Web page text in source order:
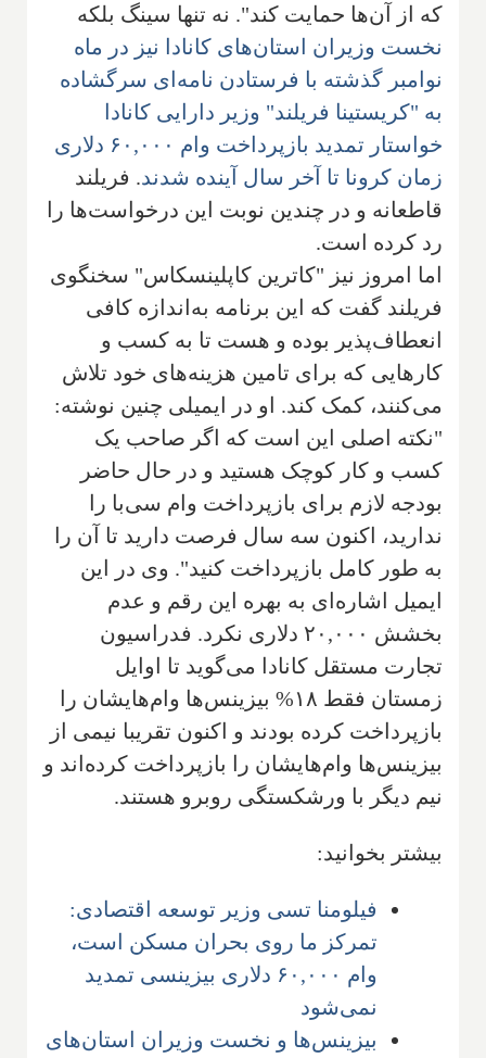
که از آن‌ها حمایت کند". نه تنها سینگ بلکه
نخست وزیران استان‌های کانادا نیز در ماه
نوامبر گذشته با فرستادن نامه‌ای سرگشاده
به "کریستینا فریلند" وزیر دارایی کانادا
خواستار تمدید بازپرداخت وام ۶۰,۰۰۰ دلاری
زمان کرونا تا آخر سال آینده شدند. فریلند
قاطعانه و در چندین نوبت این درخواست‌ها را
رد کرده است.
اما امروز نیز "کاترین کاپلینسکاس" سخنگوی
فریلند گفت که این برنامه به‌اندازه کافی
انعطاف‌پذیر بوده و هست تا به کسب و
کارهایی که برای تامین هزینه‌های خود تلاش
می‌کنند، کمک کند. او در ایمیلی چنین نوشته:
"نکته اصلی این است که اگر صاحب یک
کسب و کار کوچک هستید و در حال حاضر
بودجه لازم برای بازپرداخت وام سی‌با را
ندارید، اکنون سه سال فرصت دارید تا آن را
به طور کامل بازپرداخت کنید". وی در این
ایمیل اشاره‌ای به بهره این رقم و عدم
بخشش ۲۰,۰۰۰ دلاری نکرد. فدراسیون
تجارت مستقل کانادا می‌گوید تا اوایل
زمستان فقط ۱۸% بیزینس‌ها وام‌هایشان را
بازپرداخت کرده بودند و اکنون تقریبا نیمی از
بیزینس‌ها وام‌هایشان را بازپرداخت کرده‌اند و
نیم دیگر با ورشکستگی روبرو هستند.
بیشتر بخوانید:
فیلومنا تسی وزیر توسعه اقتصادی:
تمرکز ما روی بحران مسکن است،
وام ۶۰,۰۰۰ دلاری بیزینسی تمدید
نمی‌شود
بیزینس‌ها و نخست وزیران استان‌های